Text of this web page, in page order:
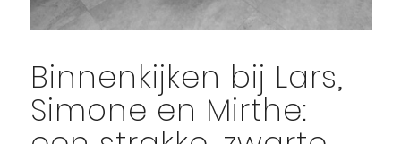
Binnenkijken bij Lars,
Simone en Mirthe: